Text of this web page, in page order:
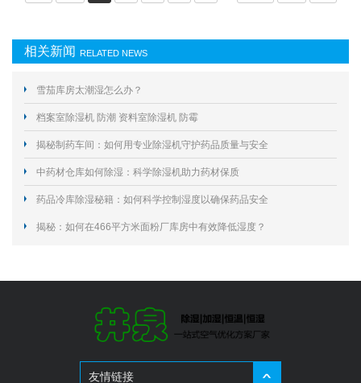
相关新闻 RELATED NEWS
雪茄库房太潮湿怎么办？
档案室除湿机 防潮 资料室除湿机 防霉
揭秘制药车间：如何用专业除湿机守护药品质量与安全
中药材仓库如何除湿：科学除湿机助力药材保质
药品冷库除湿秘籍：如何科学控制湿度以确保药品安全
揭秘：如何在466平方米面粉厂库房中有效降低湿度？
友情链接